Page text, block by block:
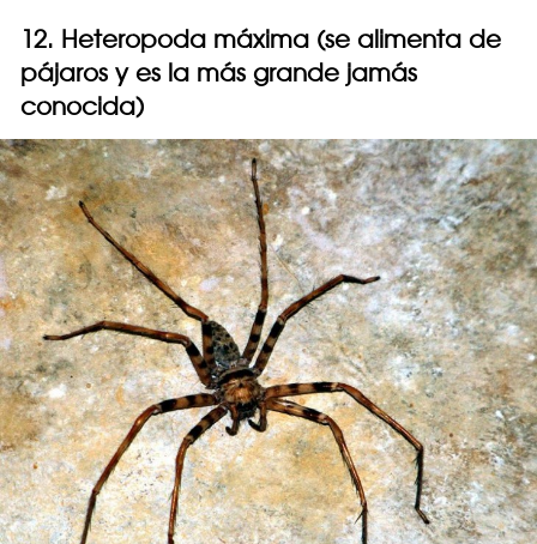
12. Heteropoda máxima (se alimenta de
pájaros y es la más grande jamás
conocida)